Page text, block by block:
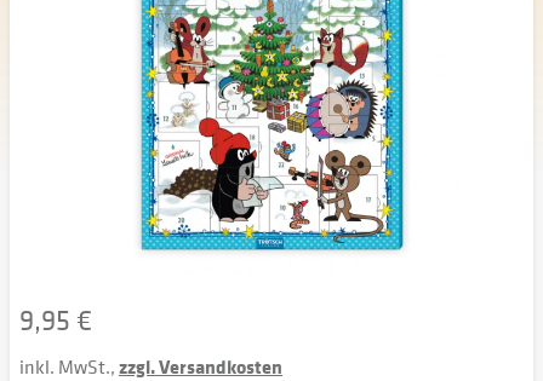
9,95 €
inkl. MwSt.,zzgl. Versandkosten